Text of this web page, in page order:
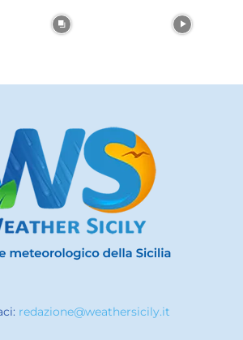
redazione@weathersicily.it